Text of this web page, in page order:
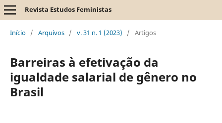
Revista Estudos Feministas
Início / Arquivos / v. 31 n. 1 (2023) / Artigos
Barreiras à efetivação da
igualdade salarial de gênero no
Brasil